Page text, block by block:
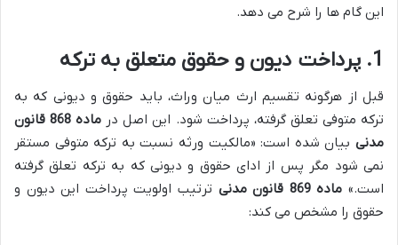
این گام ها را شرح می دهد.
1. پرداخت دیون و حقوق متعلق به ترکه
قبل از هرگونه تقسیم ارث میان وراث، باید حقوق و دیونی که به
ترکه متوفی تعلق گرفته، پرداخت شود. این اصل در
ماده 868 قانون
مدنی بیان شده است: «مالکیت ورثه نسبت به ترکه متوفی مستقر
نمی شود مگر پس از ادای حقوق و دیونی که به ترکه تعلق گرفته
است.» ماده 869 قانون مدنی
ترتیب اولویت پرداخت این دیون و
حقوق را مشخص می کند: